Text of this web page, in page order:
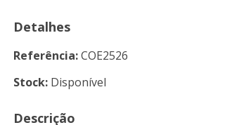
Detalhes
Referência:COE2526
Stock: Disponível
Descrição